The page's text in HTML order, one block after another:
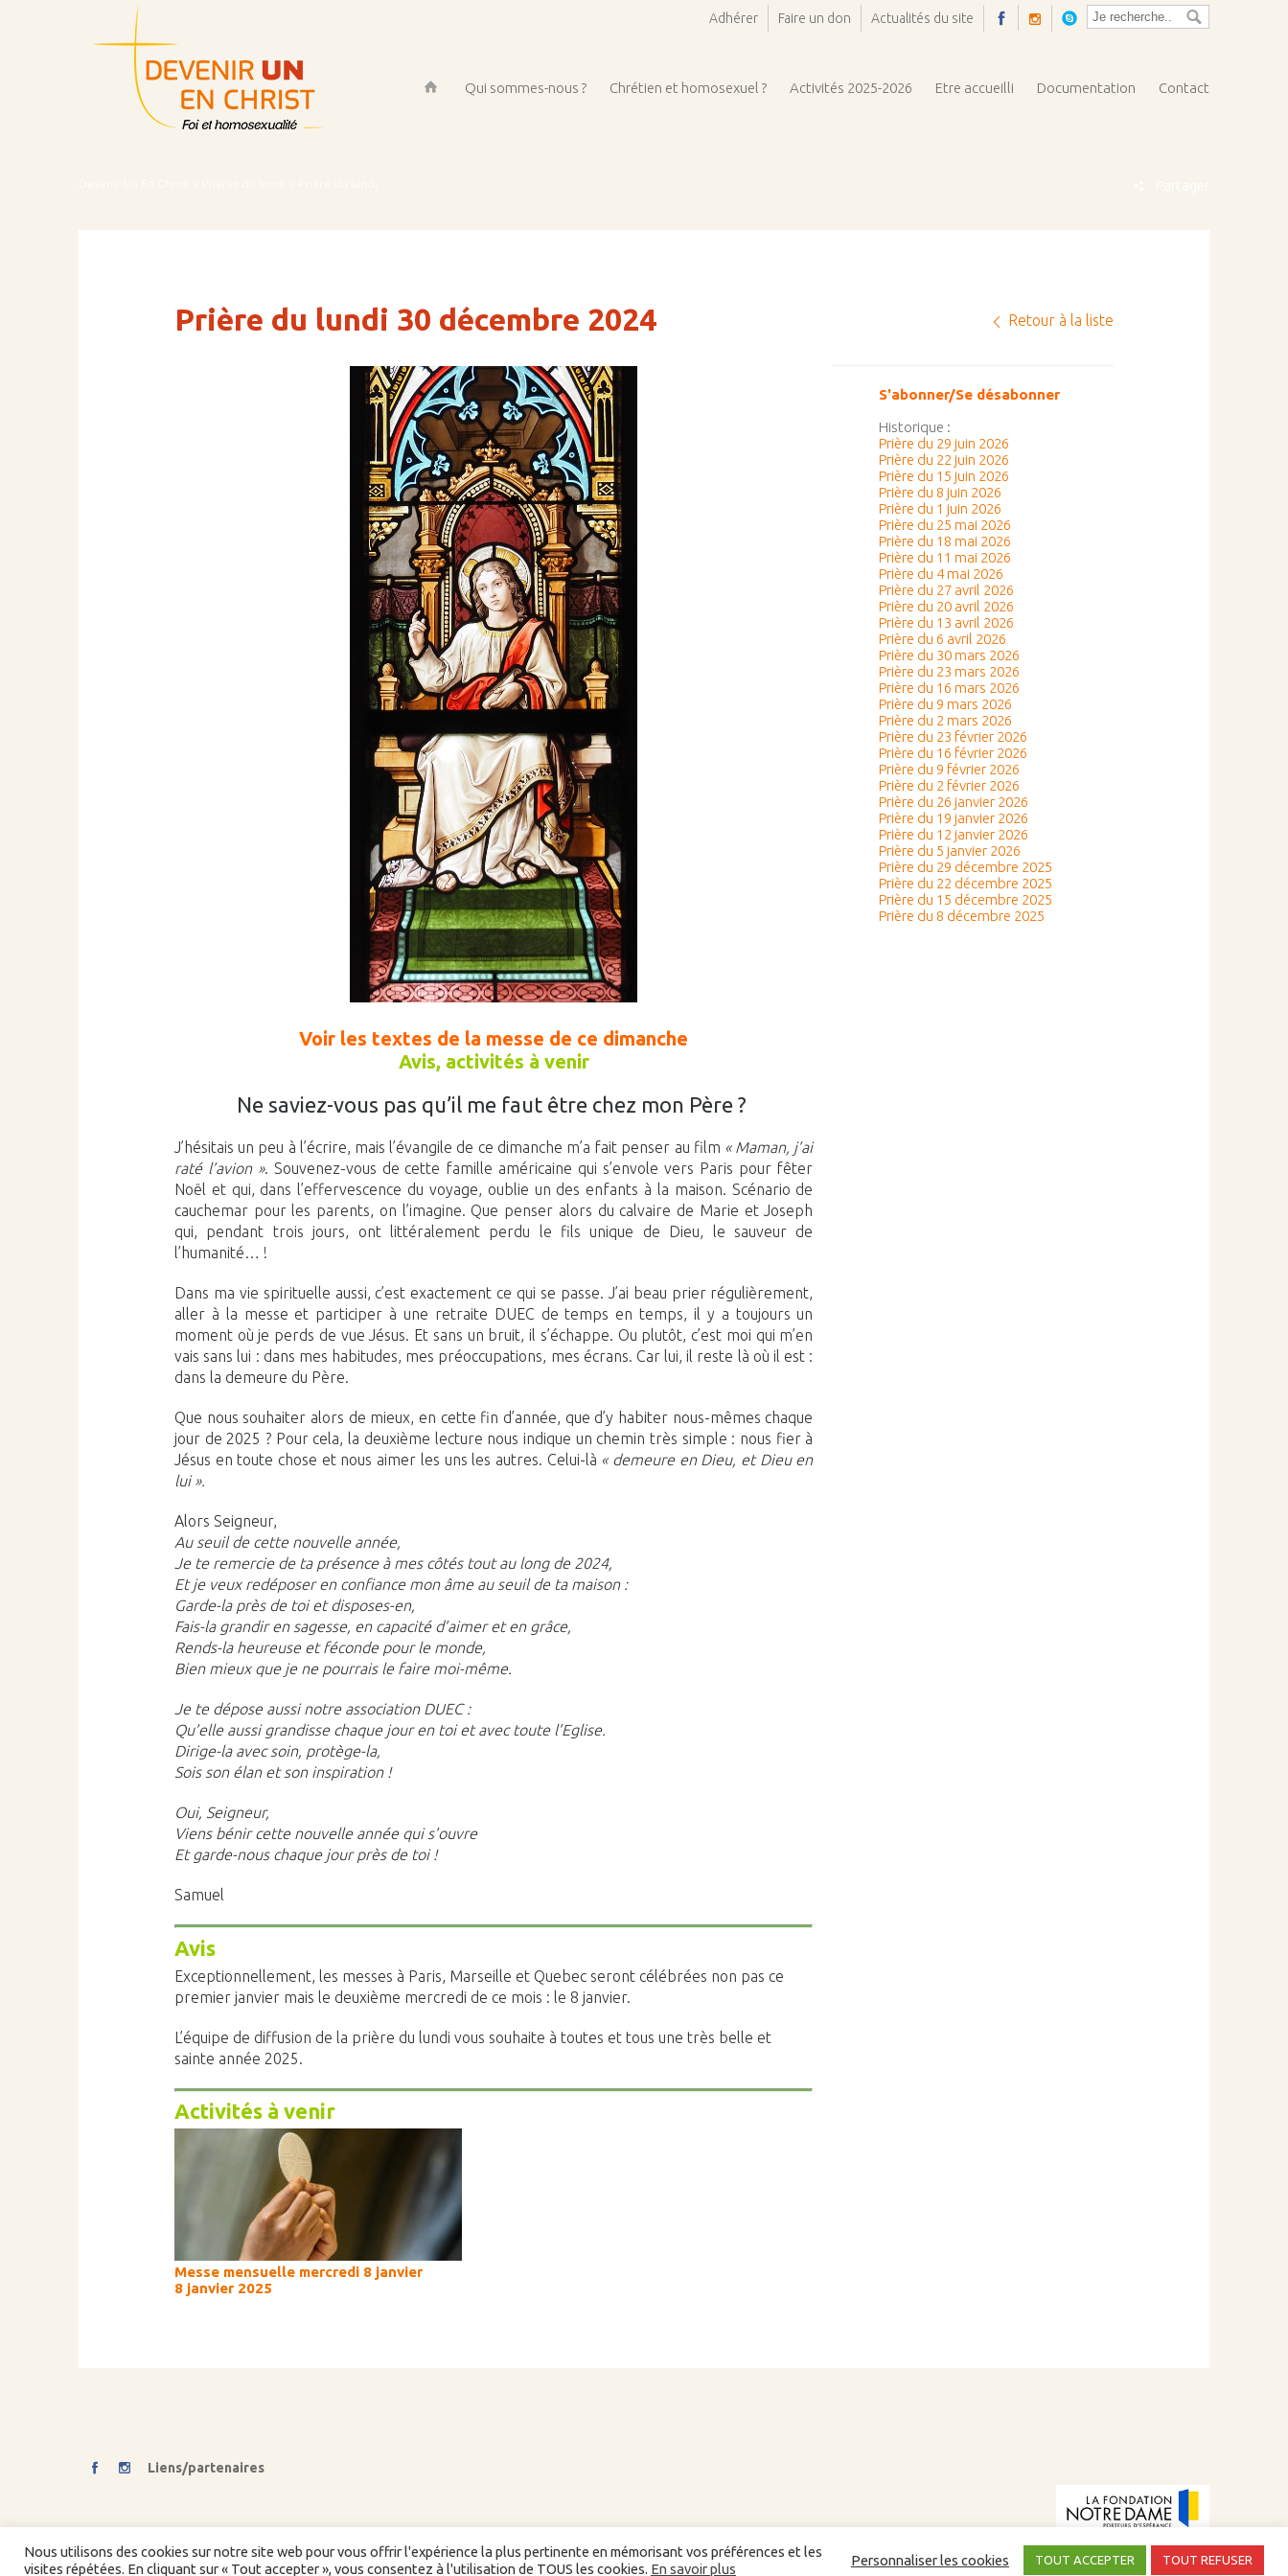
Adhérer Faire un don
Actualités du site
up
Qui sommes-nous ? Chrétien et homosexuel ? Activités 2025-2026 Etre accueilli Documentation Contact
Prière du lundi 30 décembre 2024
Voir les textes de la messe de ce dimanche
Avis, activités à venir
Ne saviez-vous pas qu’il me faut être chez mon Père ?
J’hésitais un peu à l’écrire, mais l’évangile de ce dimanche m’a fait penser au film « Maman, j’ai
raté l’avion ». Souvenez-vous de cette famille américaine qui s’envole vers Paris pour fêter
Noël et qui, dans l’effervescence du voyage, oublie un des enfants à la maison. Scénario de
cauchemar pour les parents, on l’imagine. Que penser alors du calvaire de Marie et Joseph
qui, pendant trois jours, ont littéralement perdu le fils unique de Dieu, le sauveur de
l’humanité… !
Dans ma vie spirituelle aussi, c’est exactement ce qui se passe. J’ai beau prier régulièrement,
aller à la messe et participer à une retraite DUEC de temps en temps, il y a toujours un
moment où je perds de vue Jésus. Et sans un bruit, il s’échappe. Ou plutôt, c’est moi qui m’en
vais sans lui : dans mes habitudes, mes préoccupations, mes écrans. Car lui, il reste là où il est :
dans la demeure du Père.
Que nous souhaiter alors de mieux, en cette fin d’année, que d’y habiter nous-mêmes chaque
jour de 2025 ? Pour cela, la deuxième lecture nous indique un chemin très simple : nous fier à
Jésus en toute chose et nous aimer les uns les autres. Celui-là « demeure en Dieu, et Dieu en
lui ».
Alors Seigneur,
Au seuil de cette nouvelle année,
Je te remercie de ta présence à mes côtés tout au long de 2024,
Et je veux redéposer en confiance mon âme au seuil de ta maison :
Garde-la près de toi et disposes-en,
Fais-la grandir en sagesse, en capacité d’aimer et en grâce,
Rends-la heureuse et féconde pour le monde,
Bien mieux que je ne pourrais le faire moi-même.
Je te dépose aussi notre association DUEC :
Qu’elle aussi grandisse chaque jour en toi et avec toute l’Eglise.
Dirige-la avec soin, protège-la,
Sois son élan et son inspiration !
Oui, Seigneur,
Viens bénir cette nouvelle année qui s’ouvre
Et garde-nous chaque jour près de toi !
Samuel
Avis
Exceptionnellement, les messes à Paris, Marseille et Quebec seront célébrées non pas ce
premier janvier mais le deuxième mercredi de ce mois : le 8 janvier.
L’équipe de diffusion de la prière du lundi vous souhaite à toutes et tous une très belle et
sainte année 2025.
Activités à venir
Messe mensuelle mercredi 8 janvier
8 janvier 2025
S'abonner/Se désabonner
Retour à la liste
Historique :
Prière du 29 juin 2026
Prière du 22 juin 2026
Prière du 15 juin 2026
Prière du 8 juin 2026
Prière du 1 juin 2026
Prière du 25 mai 2026
Prière du 18 mai 2026
Prière du 11 mai 2026
Prière du 4 mai 2026
Prière du 27 avril 2026
Prière du 20 avril 2026
Prière du 13 avril 2026
Prière du 6 avril 2026
Prière du 30 mars 2026
Prière du 23 mars 2026
Prière du 16 mars 2026
Prière du 9 mars 2026
Prière du 2 mars 2026
Prière du 23 février 2026
Prière du 16 février 2026
Prière du 9 février 2026
Prière du 2 février 2026
Prière du 26 janvier 2026
Prière du 19 janvier 2026
Prière du 12 janvier 2026
Prière du 5 janvier 2026
Prière du 29 décembre 2025
Prière du 22 décembre 2025
Prière du 15 décembre 2025
Prière du 8 décembre 2025
Liens/partenaires
©2026 Devenir Un En Christ. Tous droits réservés -Partenaires-
Bibliographie
Une réalisation |Agence web Bordeaux Site réalisé grâce au soutient de la Fondation Notre Dame
Nous utilisons des cookies sur notre site web pour vous offrir l'expérience la plus pertinente en mémorisant vos préférences et les
visites répétées. En cliquant sur « Tout accepter », vous consentez à l'utilisation de TOUS les cookies. En savoir plus
Personnaliser les cookies TOUT ACCEPTER TOUT REFUSER